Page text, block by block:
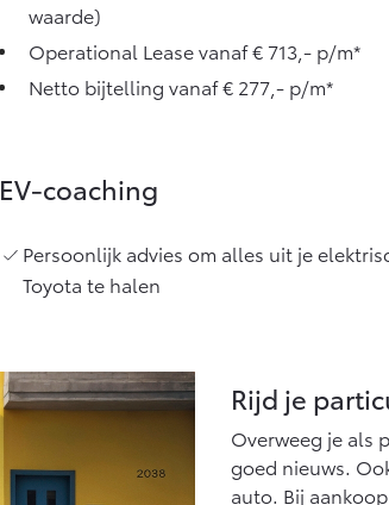
waarde)
Operational Lease vanaf € 713,- p/m*
Netto bijtelling vanaf € 277,- p/m*
EV-coaching
Persoonlijk advies om alles uit je
Toyota te halen
Rijd je
Overweeg je als
goed nieuws.
auto. Bij